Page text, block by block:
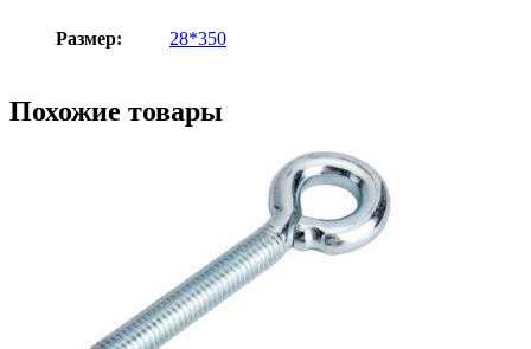
Размер: 28*350
Похожие товары